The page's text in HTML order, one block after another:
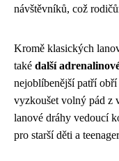
návštěvníků, což
Kromě klasických
také další
nejoblíbenější patří
vyzkoušet volný pád z
lanové dráhy vedoucí
pro starší děti a